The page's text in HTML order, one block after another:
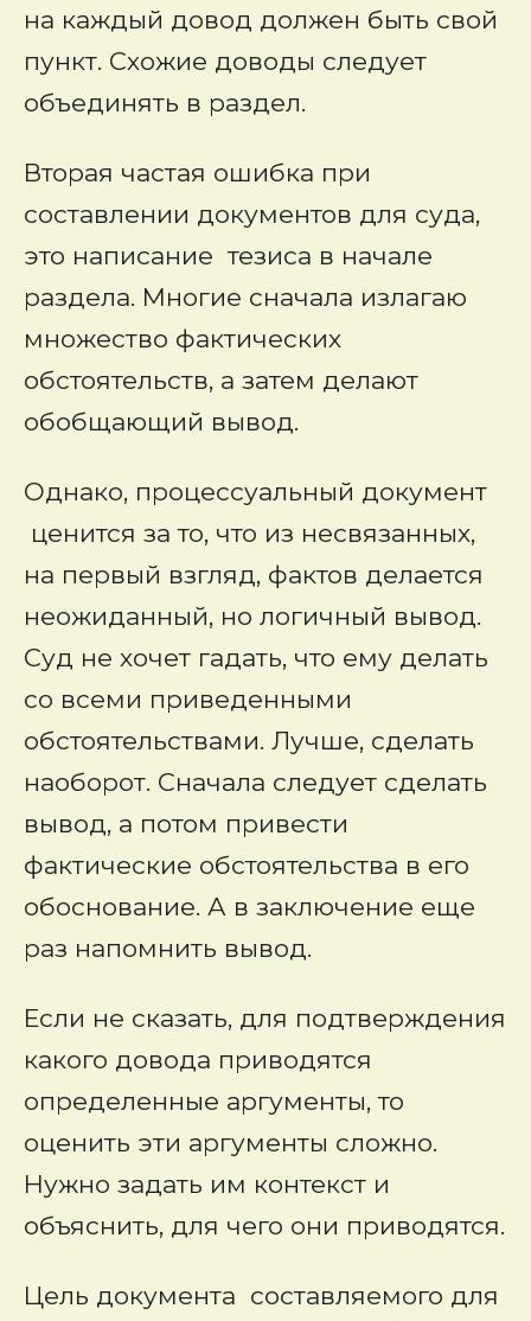
на каждый довод должен быть свой
пункт. Схожие доводы следует
объединять в раздел.
Вторая частая ошибка при
составлении документов для суда,
это написание тезиса в начале
раздела. Многие сначала излагаю
множество фактических
обстоятельств, а затем делают
обобщающий вывод.
Однако, процессуальный документ
ценится за то, что из несвязанных,
на первый взгляд, фактов делается
неожиданный, но логичный вывод.
Суд не хочет гадать, что ему делать
со всеми приведенными
обстоятельствами. Лучше, сделать
наоборот. Сначала следует сделать
вывод, а потом привести
фактические обстоятельства в его
обоснование. А в заключение еще
раз напомнить вывод.
Если не сказать, для подтверждения
какого довода приводятся
определенные аргументы, то
оценить эти аргументы сложно.
Нужно задать им контекст и
объяснить, для чего они приводятся.
Цель документа составляемого для